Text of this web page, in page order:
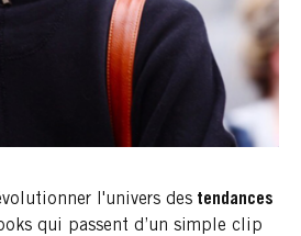
l'univers des tendances
qui passent d’un simple clip